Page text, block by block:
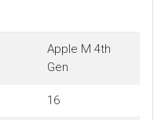
Apple M 4th
Gen
16